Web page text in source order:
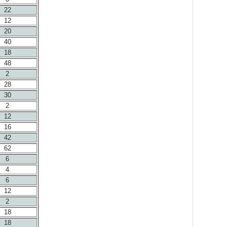
22
12
20
40
18
48
2
28
30
2
12
16
42
62
6
4
6
12
2
18
18